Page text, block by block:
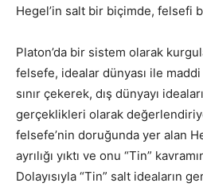
Hegel’in salt bir biçimde, felsefi
Platon’da bir sistem olarak
felsefe, idealar dünyası ile
sınır çekerek, dış dünyayı
gerçeklikleri olarak
felsefe’nin doruğunda yer alan
ayrılığı yıktı ve onu “Tin”
Dolayısıyla “Tin” salt ideaların